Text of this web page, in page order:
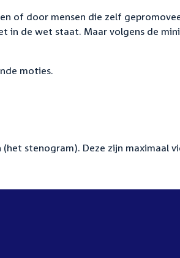
of door mensen die zelf
in de wet staat. Maar volgens de
moties.
stenogram). Deze zijn maximaal